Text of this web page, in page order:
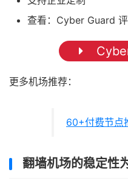
查看：Cyber Guard
更多机场推荐：
60+付费节点
翻墙机场的稳定性